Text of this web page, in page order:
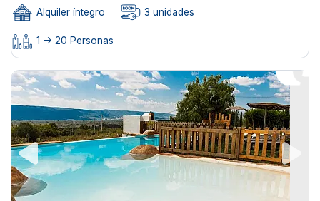
Alquiler íntegro 3 unidades
1 -> 20 Personas